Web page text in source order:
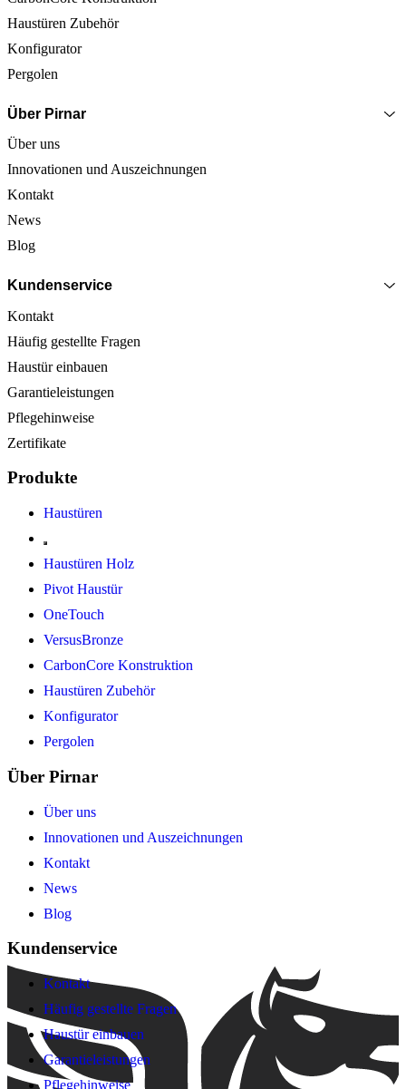
Haustüren Zubehör
Konfigurator
Pergolen
Über Pirnar
Über uns
Innovationen und Auszeichnungen
Kontakt
News
Blog
Kundenservice
Kontakt
Häufig gestellte Fragen
Haustür einbauen
Garantieleistungen
Pflegehinweise
Zertifikate
Produkte
Haustüren
Haustüren Holz
Pivot Haustür
OneTouch
VersusBronze
CarbonCore Konstruktion
Haustüren Zubehör
Konfigurator
Pergolen
Über Pirnar
Über uns
Innovationen und Auszeichnungen
Kontakt
News
Blog
Kundenservice
Kontakt
Häufig gestellte Fragen
Haustür einbauen
Garantieleistungen
Pflegehinweise